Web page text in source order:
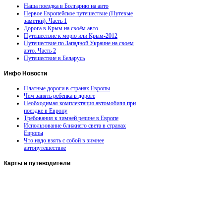
Наша поездка в Болгарию на авто
Первое Европейское путешествие (Путевые
заметки). Часть 1
Дорога в Крым на своём авто
Путешествие к морю или Крым-2012
Путешествие по Западной Украине на своем
авто. Часть 2
Путешествие в Беларусь
Инфо Новости
Платные дороги в странах Европы
Чем занять ребенка в дороге
Необходимая комплектация автомобиля при
поездке в Европу
Требования к зимней резине в Европе
Использование ближнего света в странах
Европы
Что надо взять с собой в зимнее
автопутешествие
Карты и путеводители